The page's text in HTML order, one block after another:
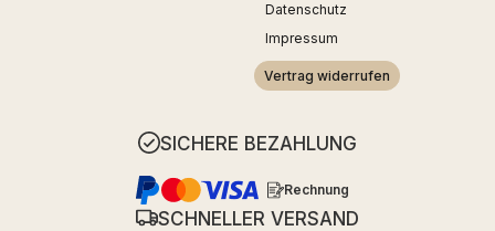
Datenschutz
Impressum
Vertrag widerrufen
SICHERE BEZAHLUNG
Rechnung
SCHNELLER VERSAND